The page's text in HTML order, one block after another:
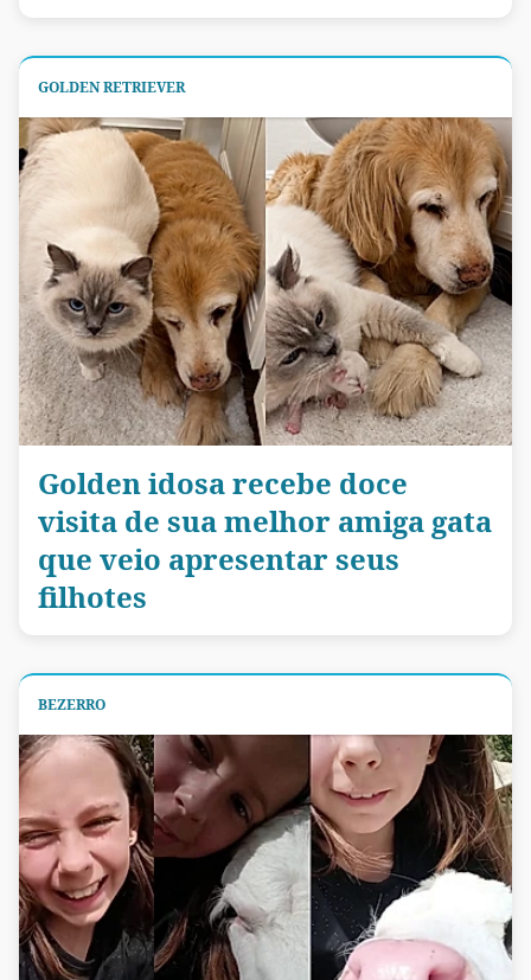
GOLDEN RETRIEVER
Golden idosa recebe doce
visita de sua melhor amiga gata
que veio apresentar seus
filhotes
BEZERRO